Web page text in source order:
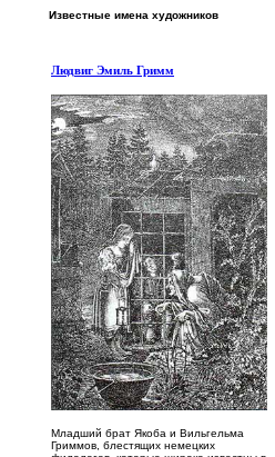
Известные имена художников
Людвиг Эмиль Гримм
Младший брат Якоба и Вильгельма
Гриммов, блестящих немецких